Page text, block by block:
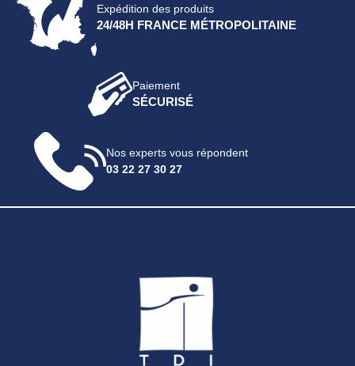
Expédition des produits
24/48H FRANCE MÉTROPOLITAINE
Paiement
SÉCURISÉ
Nos experts vous répondent
03 22 27 30 27